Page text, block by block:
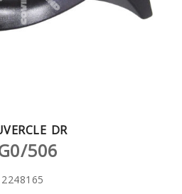
DR
506
2248165